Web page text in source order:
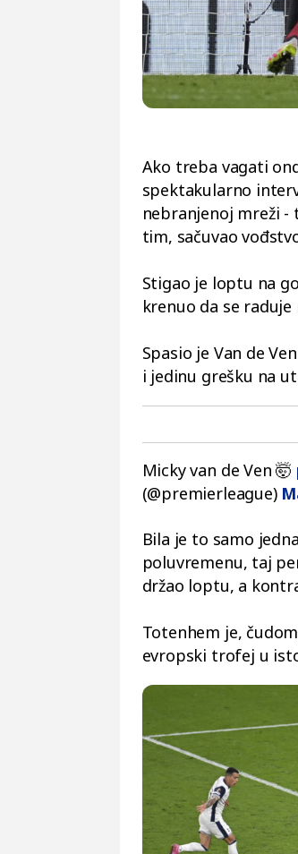
Ako treba vagati
spektakularno
nebranjenoj mreži -
tim, sačuvao
Stigao je loptu na
krenuo da se
Spasio je Van de
i jedinu grešku na
Micky van de Ven 🤯
(@premierleague)
Bila je to samo
poluvremenu, taj
držao loptu, a
Totenhem je,
evropski trofej u